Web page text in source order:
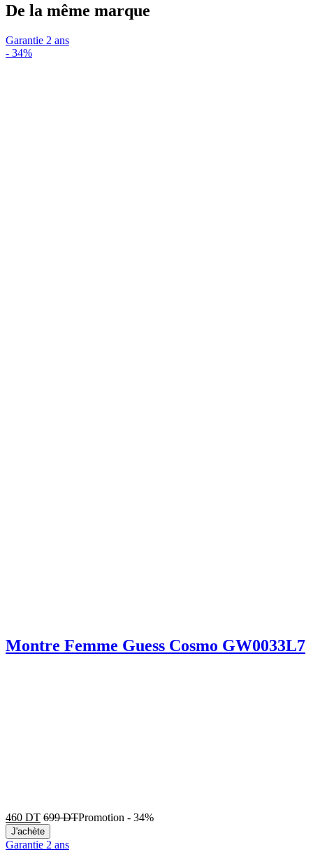
De la même marque
Garantie 2 ans
- 34%
Montre Femme Guess Cosmo GW0033L7
460 DT 699DTPromotion - 34%
J'achète
Garantie 2 ans